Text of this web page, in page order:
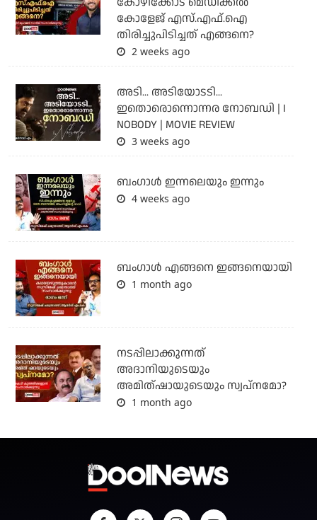
കോളേജ് എസ്.എഫ്.ഐ
തിരിച്ചുപിടിച്ചത് എങ്ങനെ?
2 weeks ago
അടി... അടിയോടടി...
ഇതൊരൊന്നൊന്നര നോബഡി | I
NOBODY | MOVIE REVIEW
3 weeks ago
ബംഗാള്‍ ഇന്നലെയും ഇന്നും
4 weeks ago
ബം​ഗാൾ എങ്ങനെ ഇങ്ങനെയായി
1 month ago
നടപ്പിലാക്കുന്നത്
അദാനിയുടെയും
അമിത്ഷായുടെയും സ്വപ്നമോ?
1 month ago